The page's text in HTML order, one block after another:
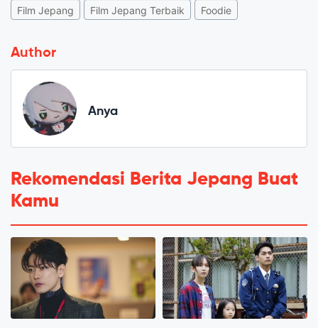
Film Jepang Film Jepang Terbaik Foodie
Author
Anya
Rekomendasi Berita Jepang Buat
Kamu